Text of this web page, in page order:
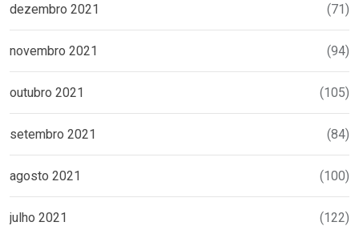
dezembro 2021 (71)
novembro 2021 (94)
outubro 2021 (105)
setembro 2021 (84)
agosto 2021 (100)
julho 2021 (122)